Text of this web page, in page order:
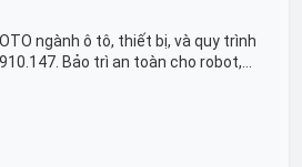
ngành ô tô, thiết bị, và quy trình
Bảo trì an toàn cho robot,
chuyền lắp ráp xe hơi.